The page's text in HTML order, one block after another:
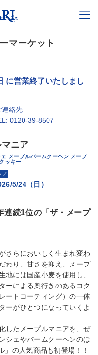
マーケット
に営業終了いたしまし
連絡先
0120-39-8507
ニア
メープルバームクーヘン メープ
ッキー
プ
5/24（日）
連続1位の「ザ・メープ
さらにおいしく生まれ変わ
わり、甘さを抑え、メープ
地には国産小麦を使用し、
ーによる奥行きのあるコク
ートコーティング）の一体
ーがひとつになっていくよ
したメープルマニアを、ぜ
シェやバームクーヘンのほ
」の人気商品も初登場！！